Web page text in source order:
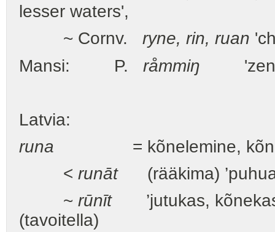
lesser waters',
~ Cornv. ryne, rin, ruan
Mansi: P. råmmiŋ
Latvia:
runa = kõnelemine, kõne
< runāt(rääkima)
~ rūnīt’jutukas,
(tavoitella)